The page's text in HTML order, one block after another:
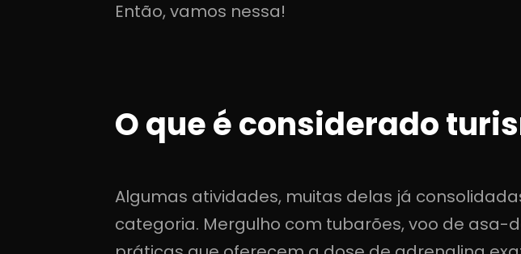
Então, vamos nessa!
O que é considerado
Algumas atividades, muitas delas já
categoria. Mergulho com tubarões, voo de asa-